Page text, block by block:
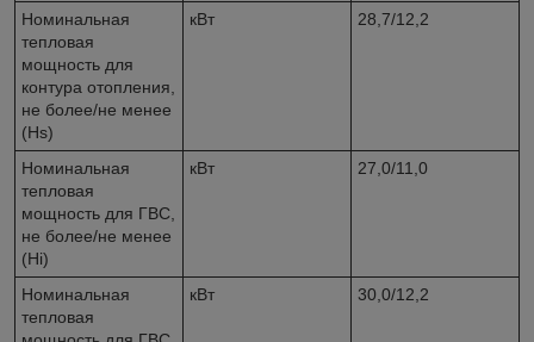
Номинальная
тепловая
мощность для
контура отопления,
не более/не менее
(Hs)
кВт 28,7/12,2
Номинальная
тепловая
мощность для ГВС,
не более/не менее
(Hi)
кВт 27,0/11,0
Номинальная
тепловая
кВт 30,0/12,2